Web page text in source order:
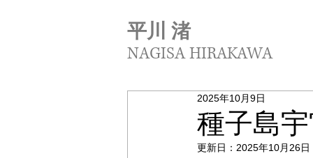
平川 渚
NAGISA HIRAKAWA
種子島
2025年10月9日
更新日： 2025年10月26日